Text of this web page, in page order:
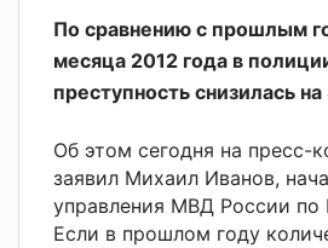
По сравнению с прошлым
месяца 2012 года в
преступность снизилась на
Об этом сегодня на пресс-
заявил Михаил Иванов,
управления МВД России по
Если в прошлом году